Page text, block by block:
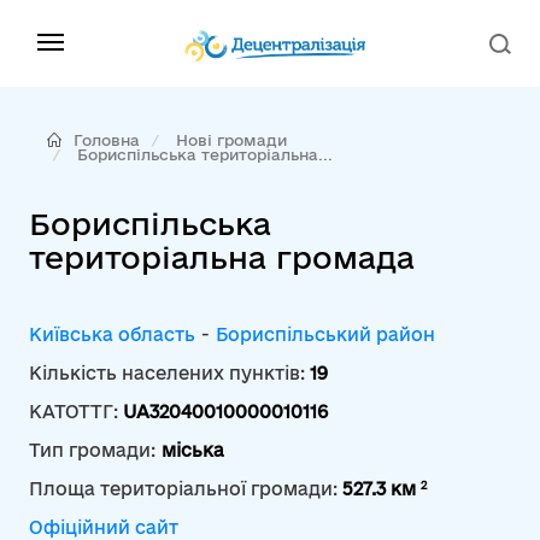
Головна
Нові громади
Бориспільська територіальна...
Бориспільська
територіальна громада
Київська область - Бориспільський район
Кількість населених пунктів: 19
КАТОТТГ: UA32040010000010116
Тип громади: міська
Площа територіальної громади: 527.3 км 2
Офіційний сайт